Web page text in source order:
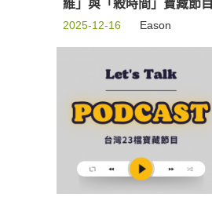
維」與「殺時間」寶藏節目
2025-12-16 Eason